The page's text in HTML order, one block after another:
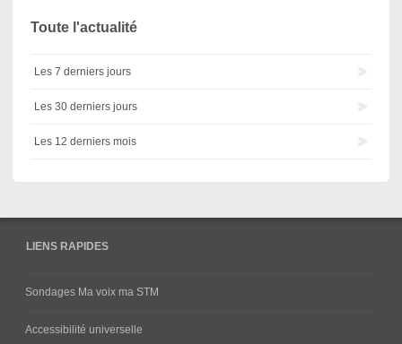
Toute l'actualité
Les 7 derniers jours
Les 30 derniers jours
Les 12 derniers mois
LIENS RAPIDES
Sondages Ma voix ma STM
Accessibilité universelle